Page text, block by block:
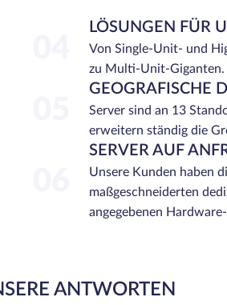
LÖSUNGEN FÜR
Von Single-Unit- und
zu Multi-Unit-Giganten.
GEOGRAFISCHE
Server sind an 13
erweitern ständig die
SERVER AUF
Unsere Kunden haben
maßgeschneiderten
angegebenen
ANTWORTEN